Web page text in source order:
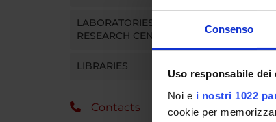
Consenso
Uso responsabile dei
Noi e i nostri 1022
cookie per
LABORATORIES AND
RESEARCH CENTRES
LIBRARIES
Contacts